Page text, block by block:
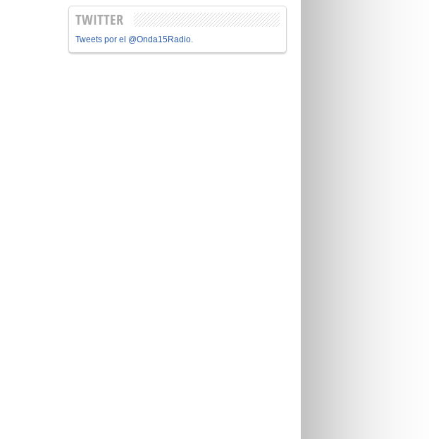
TWITTER
Tweets por el @Onda15Radio.